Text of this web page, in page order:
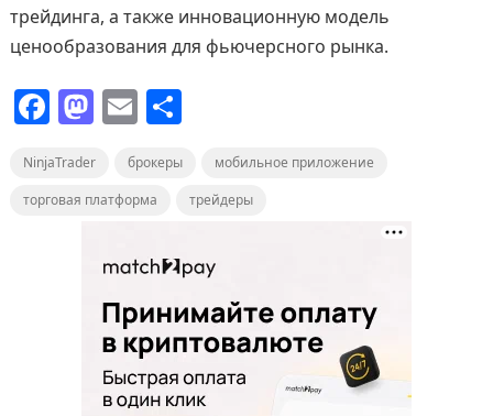
трейдинга, а также инновационную модель
ценообразования для фьючерсного рынка.
F
c
e
M
st
o
o
n
E
ai
l
О
п
р
в
и
т
ь
NinjaTrader брокеры
мобильное приложение
торговая платформа
трейдеры